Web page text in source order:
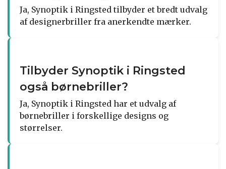
Ja, Synoptik i Ringsted tilbyder et bredt udvalg
af designerbriller fra anerkendte mærker.
Tilbyder Synoptik i Ringsted
også børnebriller?
Ja, Synoptik i Ringsted har et udvalg af
børnebriller i forskellige designs og
størrelser.